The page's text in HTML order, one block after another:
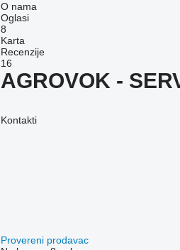
O nama
Oglasi
8
Karta
Recenzije
16
AGROVOK -
Kontakti
Provereni prodavac